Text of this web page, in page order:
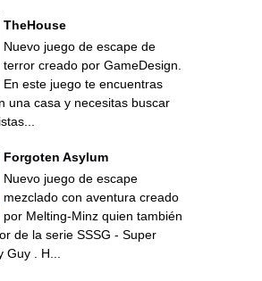
TheHouse
Nuevo juego de escape de
terror creado por GameDesign.
En este juego te encuentras
una casa y necesitas buscar
Forgoten Asylum
Nuevo juego de escape
mezclado con aventura creado
por Melting-Minz quien también
de la serie SSSG - Super
Guy . H...